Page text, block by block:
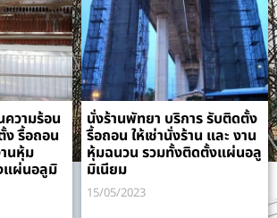
วามร้อน
ง รื้อถอน
นหุ้ม
แผ่นอลูมิ
นั่งร้านพัทยา บริการ รับติดตั้ง
รื้อถอน ให้เช่านั่งร้าน และ งาน
หุ้มฉนวน รวมทั้งติดตั้งแผ่นอลู
มิเนียม
15/05/2023